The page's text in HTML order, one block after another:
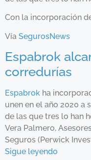
Con la incorporación
Vía SegurosNews
Espabrok
corredurías
Espabrok ha
unen en el año 2020 a
de las que tres lo han
Vera Palmero,
Seguros (Perwick
Sigue leyendo